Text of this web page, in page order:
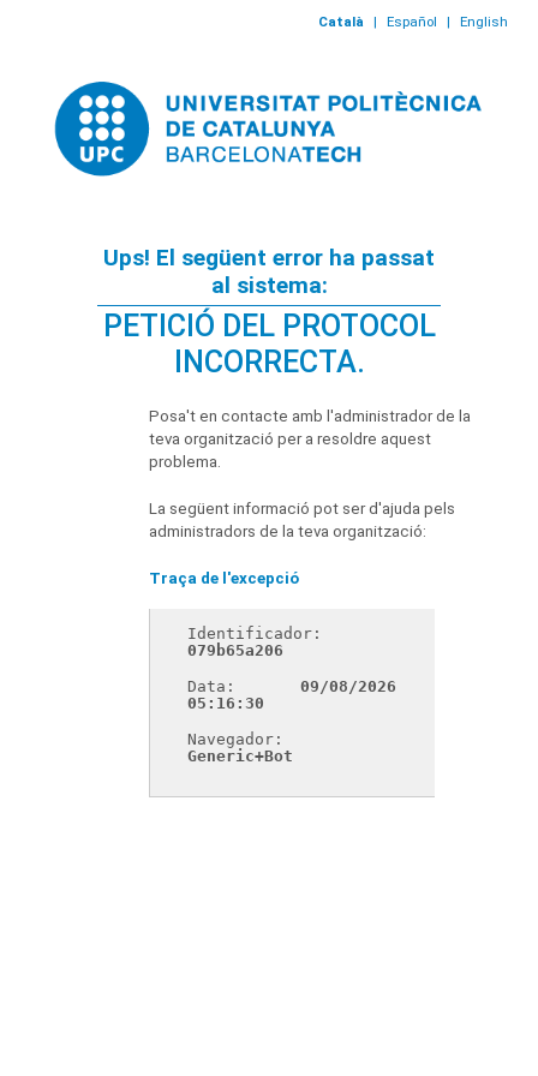
Català | Español | English
Ups! El següent error ha passat
al sistema:
PETICIÓ DEL PROTOCOL
INCORRECTA.
Posa't en contacte amb l'administrador de la
teva organització per a resoldre aquest
problema.
La següent informació pot ser d'ajuda pels
administradors de la teva organització:
Traça de l'excepció
079b65a206
Data:
09/08/2026
05:16:30
Generic+Bot